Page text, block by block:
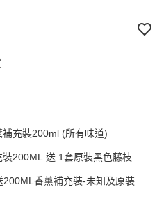
[85折] 任選三支藤枝香薰補充裝200ml (所有味道)
200ML 送 1套原裝黑色藤枝
香薰補充裝-未知及原裝藤